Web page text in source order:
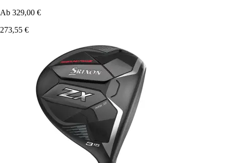
Ab 329,00 €
273,55 €